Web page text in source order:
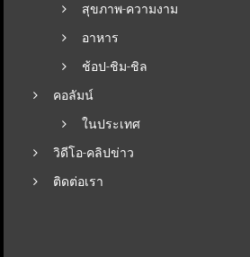
สุขภาพ-ความงาม
อาหาร
ช้อป-ชิม-ชิล
คอลัมน์
ในประเทศ
วิดีโอ-คลิปข่าว
ติดต่อเรา